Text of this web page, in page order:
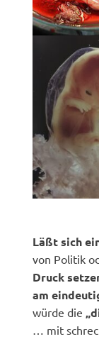
Läßt sich
von Politik
Druck
am
würde die
… mit